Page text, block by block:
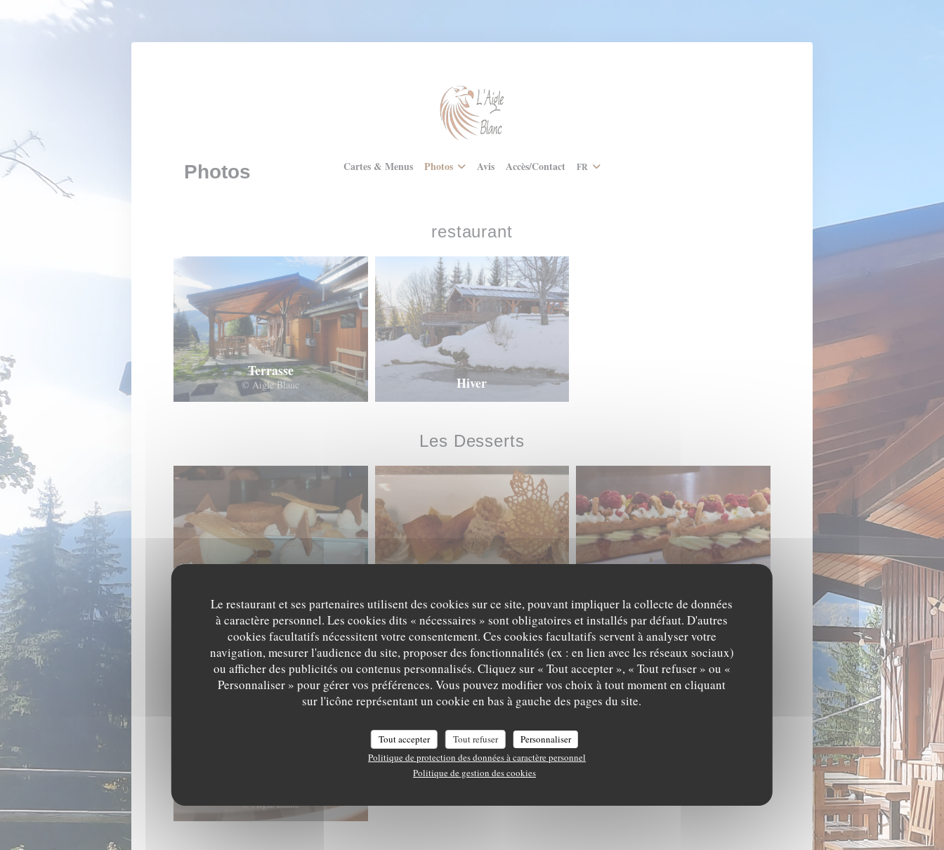
Personnalisation de vos choix en matière de cookies
Le restaurant et ses partenaires utilisent des cookies sur ce site, pouvant impliquer la collecte de données
à caractère personnel. Les cookies dits « nécessaires » sont obligatoires et installés par défaut. D'autres
cookies facultatifs nécessitent votre consentement. Ces cookies facultatifs servent à analyser votre
navigation, mesurer l'audience du site, proposer des fonctionnalités (ex : en lien avec les réseaux sociaux)
ou afficher des publicités ou contenus personnalisés. Cliquez sur « Tout accepter », « Tout refuser » ou «
Personnaliser » pour gérer vos préférences. Vous pouvez modifier vos choix à tout moment en cliquant
sur l'icône représentant un cookie en bas à gauche des pages du site.
Tout accepter Tout refuser
Personnaliser
Politique de protection des données à caractère personnel
Politique de gestion des cookies
Cartes & Menus Photos Avis Accès/Contact FR
Photos
restaurant
Terrasse
© Aigle Blanc Hiver
Les Desserts
Les Plats
© Aigle Blanc